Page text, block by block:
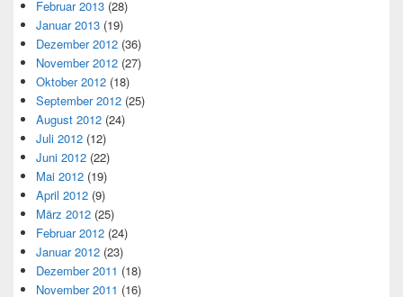
Februar 2013 (28)
Januar 2013 (19)
Dezember 2012 (36)
November 2012 (27)
Oktober 2012 (18)
September 2012 (25)
August 2012 (24)
Juli 2012 (12)
Juni 2012 (22)
Mai 2012 (19)
April 2012 (9)
März 2012 (25)
Februar 2012 (24)
Januar 2012 (23)
Dezember 2011 (18)
November 2011 (16)